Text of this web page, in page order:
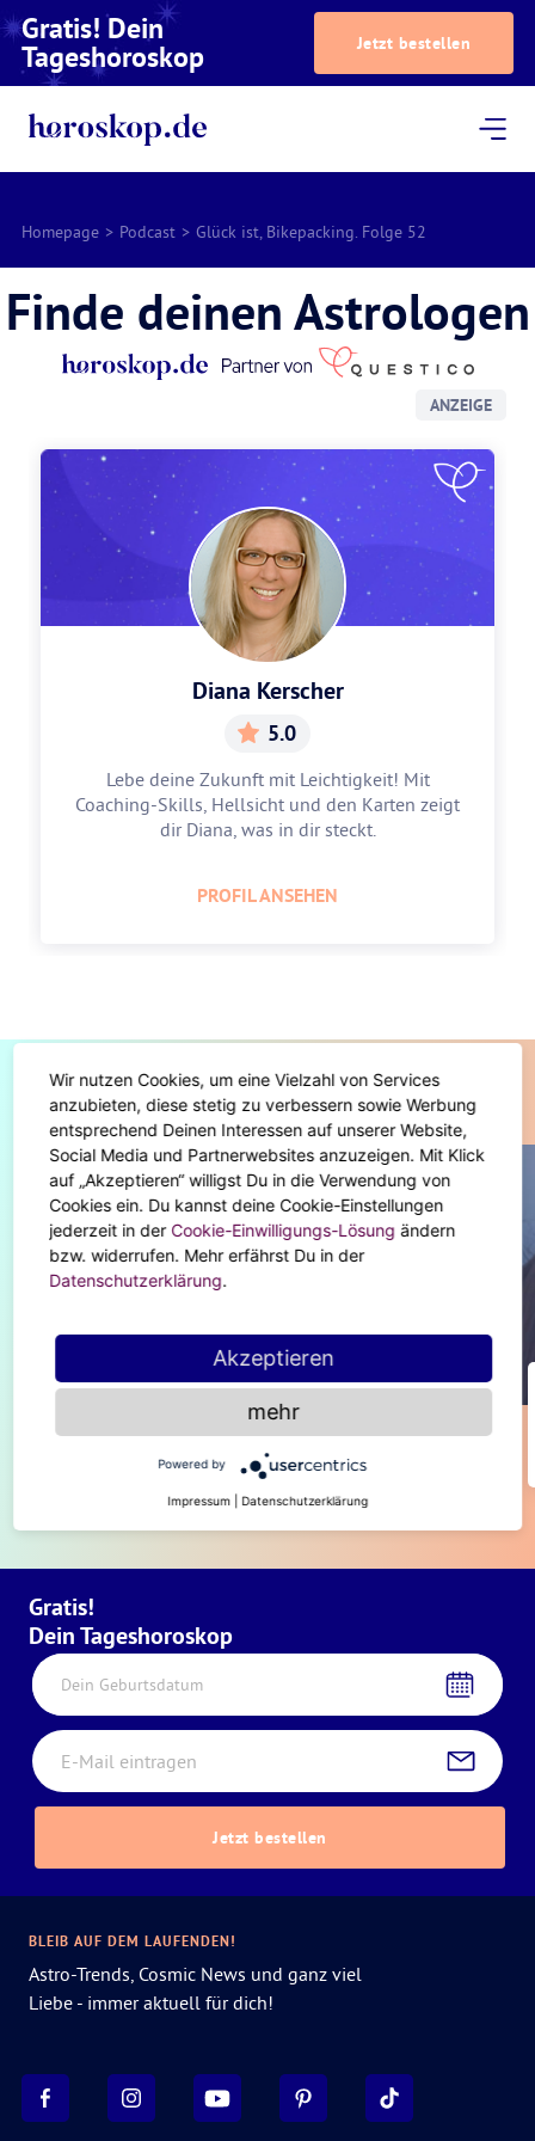
Gratis! Dein
Tageshoroskop Jetzt bestellen
Homepage > Podcast > Glück ist, Bikepacking. Folge 52
Finde deinen Astrologen
ANZEIGE
Diana Kerscher
5.0
Lebe deine Zukunft mit Leichtigkeit! Mit
Coaching-Skills, Hellsicht und den Karten zeigt
dir Diana, was in dir steckt.
PROFIL ANSEHEN
Diese Artikel könnten dir auch gefallen
BODY & SOUL
Einfache Tipps zur Umgestaltung der
Wohnung
Gratis!
Dein Tageshoroskop
Dein Geburtsdatum
Jetzt bestellen
BLEIB AUF DEM LAUFENDEN!
Astro-Trends, Cosmic News und ganz viel
Liebe - immer aktuell für dich!
Wir nutzen Cookies, um eine Vielzahl von Services
anzubieten, diese stetig zu verbessern sowie Werbung
entsprechend Deinen Interessen auf unserer Website,
Social Media und Partnerwebsites anzuzeigen. Mit Klick
auf „Akzeptieren“ willigst Du in die Verwendung von
Cookies ein. Du kannst deine Cookie-Einstellungen
jederzeit in der Cookie-Einwilligungs-Lösung ändern
bzw. widerrufen. Mehr erfährst Du in der
Datenschutzerklärung.
Akzeptieren
mehr
Powered by
Impressum Datenschutzerklärung